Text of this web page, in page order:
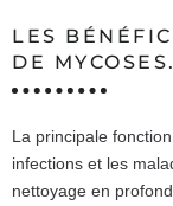
LES
DE
La principale
infections et les
nettoyage en